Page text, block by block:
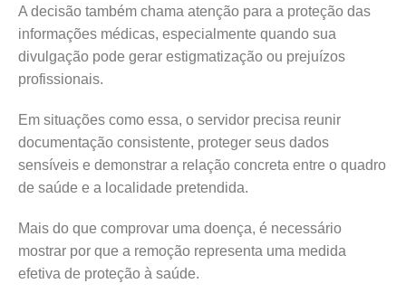
A decisão também chama atenção para a proteção das
informações médicas, especialmente quando sua
divulgação pode gerar estigmatização ou prejuízos
profissionais.
Em situações como essa, o servidor precisa reunir
documentação consistente, proteger seus dados
sensíveis e demonstrar a relação concreta entre o quadro
de saúde e a localidade pretendida.
Mais do que comprovar uma doença, é necessário
mostrar por que a remoção representa uma medida
efetiva de proteção à saúde.